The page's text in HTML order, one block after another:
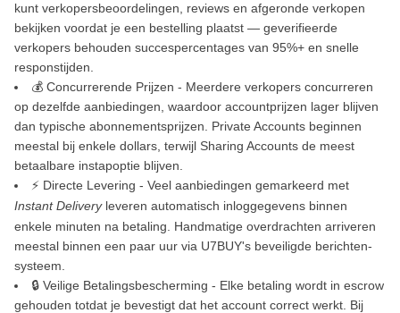
kunt verkopersbeoordelingen, reviews en afgeronde verkopen
bekijken voordat je een bestelling plaatst — geverifieerde
verkopers behouden succespercentages van 95%+ en snelle
responstijden.
💰 Concurrerende Prijzen - Meerdere verkopers concurreren
op dezelfde aanbiedingen, waardoor accountprijzen lager blijven
dan typische abonnementsprijzen. Private Accounts beginnen
meestal bij enkele dollars, terwijl Sharing Accounts de meest
betaalbare instapoptie blijven.
⚡ Directe Levering - Veel aanbiedingen gemarkeerd met
Instant Deliveryleveren automatisch inloggegevens binnen
enkele minuten na betaling. Handmatige overdrachten arriveren
meestal binnen een paar uur via U7BUY's beveiligde berichten-
systeem.
🔒 Veilige Betalingsbescherming - Elke betaling wordt in escrow
gehouden totdat je bevestigt dat het account correct werkt. Bij